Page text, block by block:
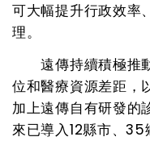
可大幅提升行政效率
理。
遠傳持續積極推
位和醫療資源差距，
加上遠傳自有研發的
來已導入12縣市、35